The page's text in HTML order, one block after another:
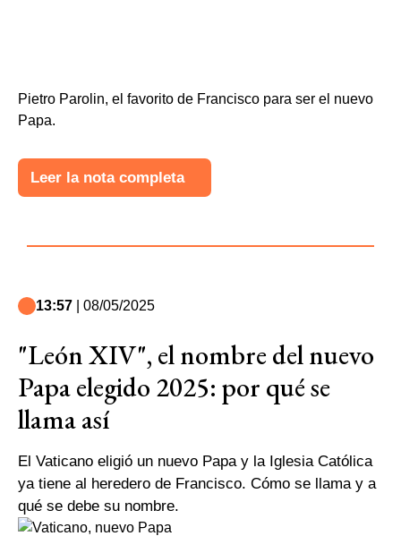
Pietro Parolin, el favorito de Francisco para ser el nuevo
Papa.
Leer la nota completa
13:57 | 08/05/2025
"León XIV", el nombre del nuevo
Papa elegido 2025: por qué se
llama así
El Vaticano eligió un nuevo Papa y la Iglesia Católica
ya tiene al heredero de Francisco. Cómo se llama y a
qué se debe su nombre.